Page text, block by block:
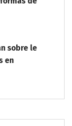
sobre le
en